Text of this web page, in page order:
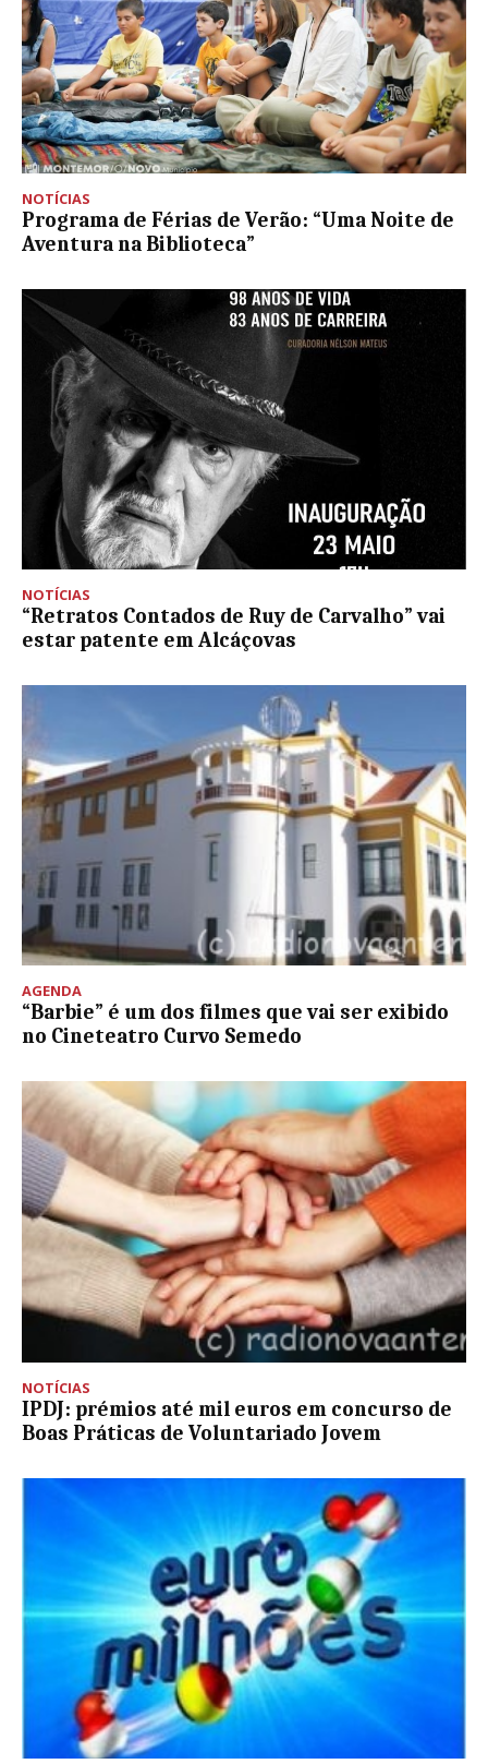
NOTÍCIAS
Programa de Férias de Verão: “Uma Noite de
Aventura na Biblioteca”
NOTÍCIAS
“Retratos Contados de Ruy de Carvalho” vai
estar patente em Alcáçovas
AGENDA
“Barbie” é um dos filmes que vai ser exibido
no Cineteatro Curvo Semedo
NOTÍCIAS
IPDJ: prémios até mil euros em concurso de
Boas Práticas de Voluntariado Jovem